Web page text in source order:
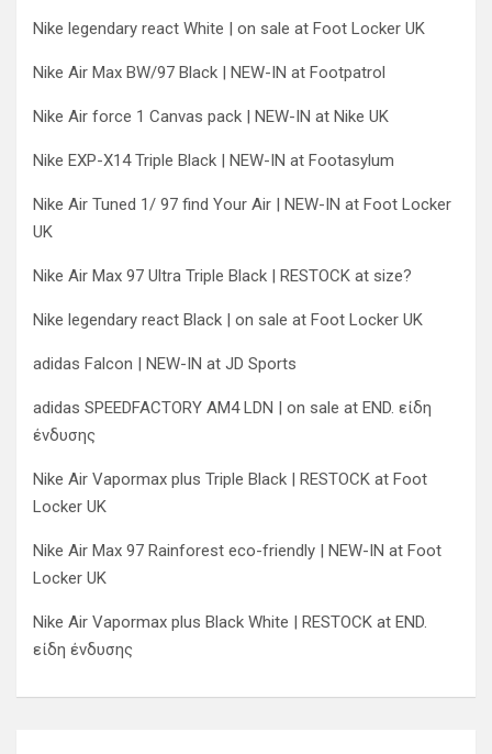
Nike legendary react White | on sale at Foot Locker UK
Nike Air Max BW/97 Black | NEW-IN at Footpatrol
Nike Air force 1 Canvas pack | NEW-IN at Nike UK
Nike EXP-X14 Triple Black | NEW-IN at Footasylum
Nike Air Tuned 1/ 97 find Your Air | NEW-IN at Foot Locker
UK
Nike Air Max 97 Ultra Triple Black | RESTOCK at size?
Nike legendary react Black | on sale at Foot Locker UK
adidas Falcon | NEW-IN at JD Sports
adidas SPEEDFACTORY AM4 LDN | on sale at END. είδη
ένδυσης
Nike Air Vapormax plus Triple Black | RESTOCK at Foot
Locker UK
Nike Air Max 97 Rainforest eco-friendly | NEW-IN at Foot
Locker UK
Nike Air Vapormax plus Black White | RESTOCK at END.
είδη ένδυσης